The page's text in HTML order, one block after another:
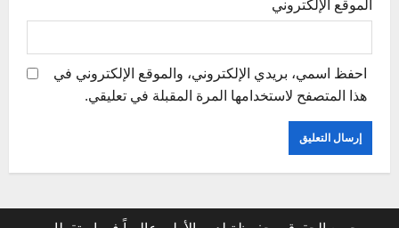
الموقع الإلكتروني
احفظ اسمي، بريدي الإلكتروني، والموقع الإلكتروني في
هذا المتصفح لاستخدامها المرة المقبلة في تعليقي.